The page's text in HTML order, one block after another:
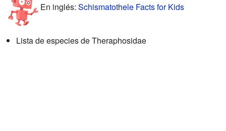
En inglés: Schismatothele Facts for Kids
Lista de especies de Theraphosidae